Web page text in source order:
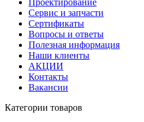
Проектирование
Сервис и запчасти
Сертификаты
Вопросы и ответы
Полезная информация
Наши клиенты
АКЦИИ
Контакты
Вакансии
Категории товаров